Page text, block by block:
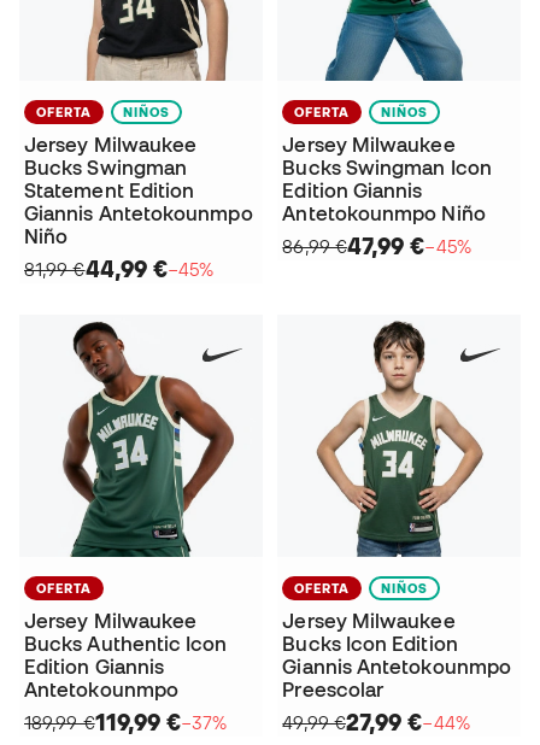
OFERTA NIÑOS
Jersey Milwaukee
Bucks Swingman
Statement Edition
Giannis Antetokounmpo
Niño
81,99 €44,99 €−45%
OFERTA NIÑOS
Jersey Milwaukee
Bucks Swingman Icon
Edition Giannis
Antetokounmpo Niño
86,99 €47,99 €−45%
OFERTA
Jersey Milwaukee
Bucks Authentic Icon
Edition Giannis
Antetokounmpo
189,99 €119,99 €−37%
OFERTA NIÑOS
Jersey Milwaukee
Bucks Icon Edition
Giannis Antetokounmpo
Preescolar
49,99 €27,99 €−44%